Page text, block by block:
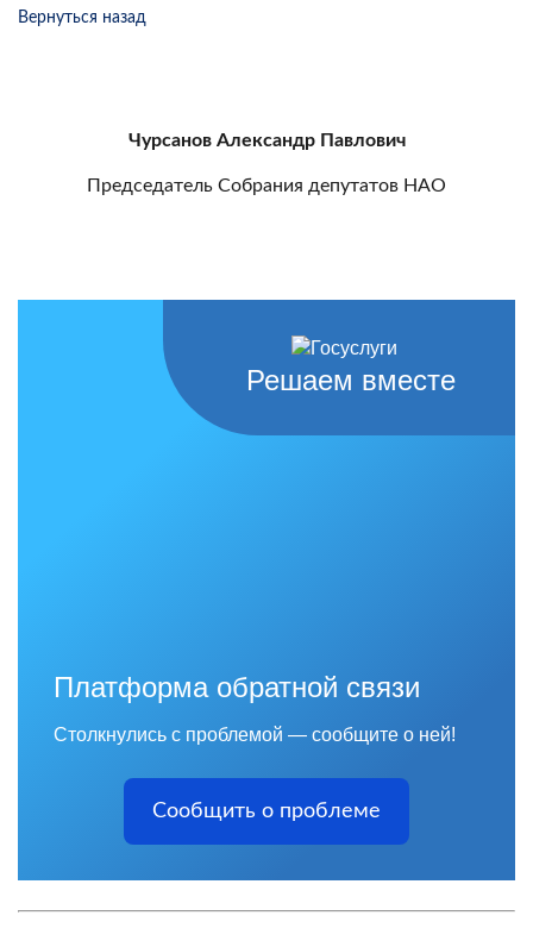
Вернуться назад
Чурсанов Александр Павлович
Председатель Собрания депутатов НАО
Решаем вместе
Платформа обратной связи
Столкнулись с проблемой — сообщите о ней!
Сообщить о проблеме